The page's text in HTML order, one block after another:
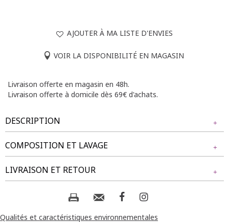
AJOUTER À MA LISTE D'ENVIES
VOIR LA DISPONIBILITÉ EN MAGASIN
Livraison offerte en magasin en 48h.
Livraison offerte à domicile dès 69€ d'achats.
DESCRIPTION
T-shirt grande taille uni avec motifs de fleurs en jacquard 3D.
Coupe droite. Col rond. Manches courtes. Empiècement 3D
floral sur le devant. Dos et manches unies. Base droite.
Longueur : 70cm.
Notre mannequin Béatrice mesure 1m77 et porte un t-shirt
COMPOSITION ET LAVAGE
Tissu principal : 100% COTON
Tissu secondaire : 100% COTON D'AGRICULTURE
Composition et lavage :
LIVRAISON ET RETOUR
NOS MODES DE LIVRAISON
Livraison Magasin :
Qualités et caractéristiques environnementales